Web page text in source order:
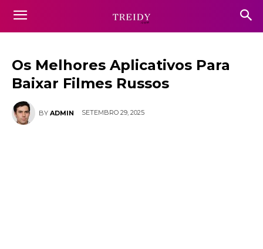
Os Melhores Aplicativos Para
Baixar Filmes Russos
BY ADMIN SETEMBRO 29, 2025